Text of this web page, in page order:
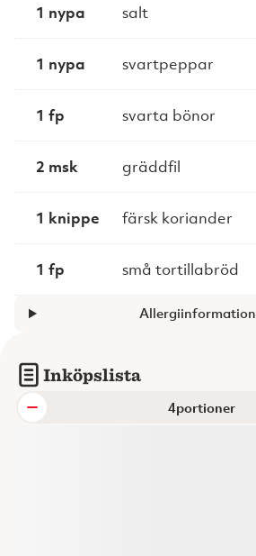
1 nypa salt
1 nypa svartpeppar
1 fp svarta bönor
2 msk gräddfil
1 knippe färsk koriander
1 fp små tortillabröd
Allergiinformation
Inköpslista
portioner